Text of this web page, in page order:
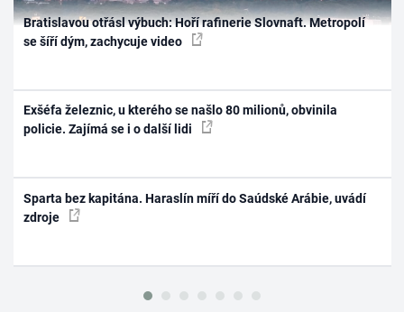
Bratislavou otřásl výbuch: Hoří rafinerie Slovnaft. Metropolí
se šíří dým, zachycuje video
Exšéfa železnic, u kterého se našlo 80 milionů, obvinila
policie. Zajímá se i o další lidi
Sparta bez kapitána. Haraslín míří do Saúdské Arábie, uvádí
zdroje